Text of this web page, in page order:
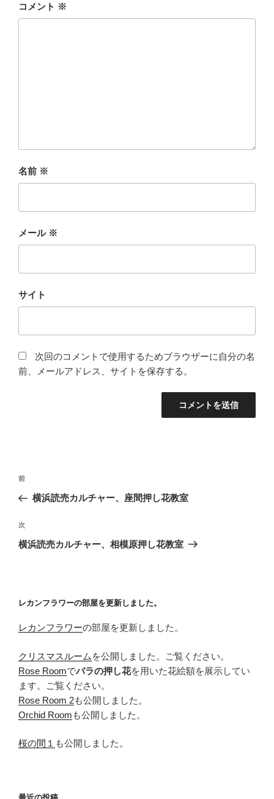
コメント ※
名前 ※
メール ※
サイト
次回のコメントで使用するためブラウザーに自分の名
前、メールアドレス、サイトを保存する。
投
ナ
ビ
ゲ
ン
前
の
稿
前
横浜読売カルチャー、座間押し花教室
次
の
次
横浜読売カルチャー、相模原押し花教室
レカンフラワーの部屋を更新しました。
レカンフラワーの部屋を更新しました。
クリスマスルーム を公開しました。ご覧ください。
Rose Roomでバラの押し花を用いた花絵額を展示してい
ます。ご覧ください。
Rose Room 2も公開しました。
Orchid Room も公開しました。
桜の間１ も公開しました。